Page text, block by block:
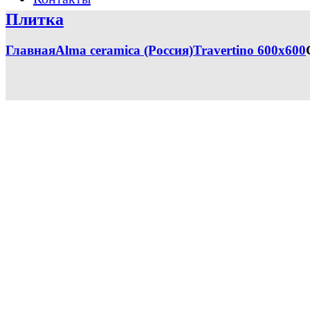
Плитка
ГлавнаяAlma ceramica (Россия)Travertino 600x600